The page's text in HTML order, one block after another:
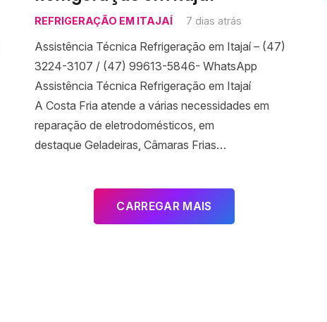
REFRIGERAÇÃO EM ITAJAÍ 7 dias atrás
Assistência Técnica Refrigeração em Itajaí – (47)
3224-3107 / (47) 99613-5846- WhatsApp
Assistência Técnica Refrigeração em Itajaí
A Costa Fria atende a várias necessidades em
reparação de eletrodomésticos, em
destaque Geladeiras, Câmaras Frias…
CARREGAR MAIS